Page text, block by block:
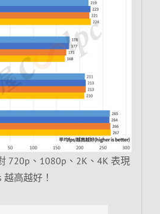
720p、1080p、2K、4K 表現
高越好！